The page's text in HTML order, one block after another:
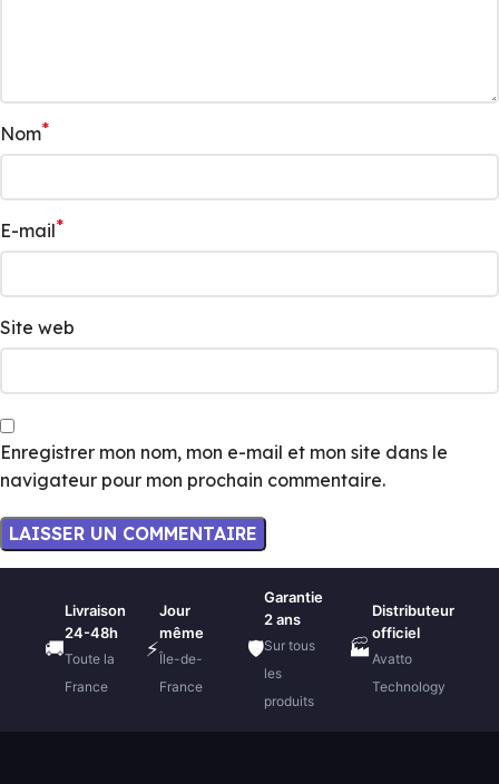
Nom*
E-mail*
Site web
Enregistrer mon nom, mon e-mail et mon site dans le
navigateur pour mon prochain commentaire.
🚚
Livraison
24-48h
Toute la
France
⚡
Jour
même
Île-de-
France
🛡️
Garantie
2 ans
Sur tous
les
produits
🏭
Distributeur
officiel
Avatto
Technology